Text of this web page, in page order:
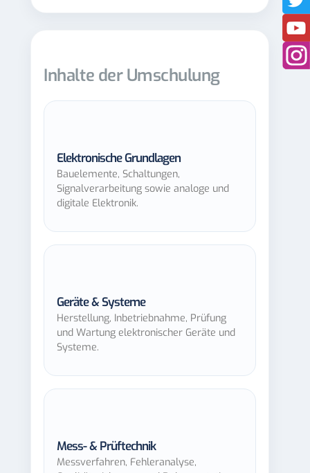
Inhalte der Umschulung
Elektronische Grundlagen
Bauelemente, Schaltungen,
Signalverarbeitung sowie analoge und
digitale Elektronik.
Geräte & Systeme
Herstellung, Inbetriebnahme, Prüfung
und Wartung elektronischer Geräte und
Systeme.
Mess- & Prüftechnik
Messverfahren, Fehleranalyse,